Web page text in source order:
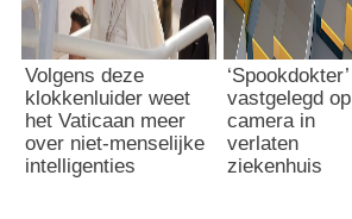
Volgens deze
klokkenluider weet
het Vaticaan meer
over niet-menselijke
intelligenties
‘Spookdokter’
vastgelegd op
camera in
verlaten
ziekenhuis